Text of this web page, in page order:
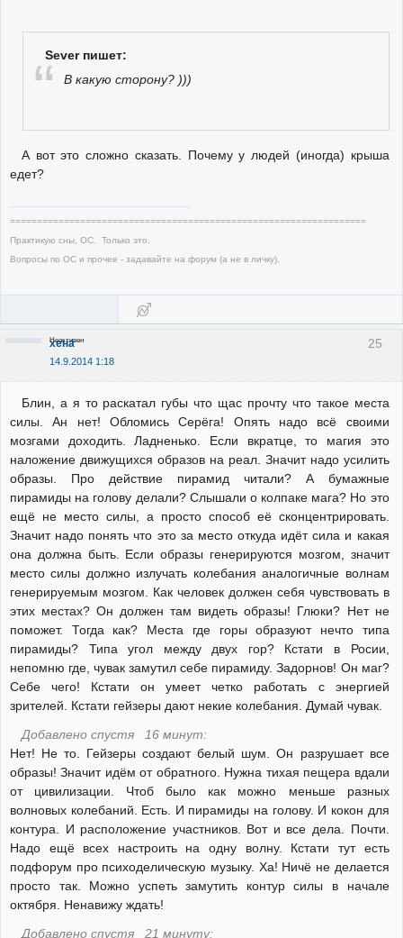
Sever пишет:
В какую сторону? )))
А вот это сложно сказать. Почему у людей (иногда) крыша
едет?
==================================================================
Практикую сны, ОС. Только это.
Вопросы по ОС и прочее - задавайте на форум (а не в личку).
25
хена
14.9.2014 1:18
Неактивен
Блин, а я то раскатал губы что щас прочту что такое места
силы. Ан нет! Обломись Серёга! Опять надо всё своими
мозгами доходить. Ладненько. Если вкратце, то магия это
наложение движущихся образов на реал. Значит надо усилить
образы. Про действие пирамид читали? А бумажные
пирамиды на голову делали? Слышали о колпаке мага? Но это
ещё не место силы, а просто способ её сконцентрировать.
Значит надо понять что это за место откуда идёт сила и какая
она должна быть. Если образы генерируются мозгом, значит
место силы должно излучать колебания аналогичные волнам
генерируемым мозгом. Как человек должен себя чувствовать в
этих местах? Он должен там видеть образы! Глюки? Нет не
поможет. Тогда как? Места где горы образуют нечто типа
пирамиды? Типа угол между двух гор? Кстати в Росии,
непомню где, чувак замутил себе пирамиду. Задорнов! Он маг?
Себе чего! Кстати он умеет четко работать с энергией
зрителей. Кстати гейзеры дают некие колебания. Думай чувак.
Добавлено спустя 16 минут:
Нет! Не то. Гейзеры создают белый шум. Он разрушает все
образы! Значит идём от обратного. Нужна тихая пещера вдали
от цивилизации. Чтоб было как можно меньше разных
волновых колебаний. Есть. И пирамиды на голову. И кокон для
контура. И расположение участников. Вот и все дела. Почти.
Надо ещё всех настроить на одну волну. Кстати тут есть
подфорум про психоделическую музыку. Ха! Ничё не делается
просто так. Можно успеть замутить контур силы в начале
октября. Ненавижу ждать!
Добавлено спустя 21 минуту: